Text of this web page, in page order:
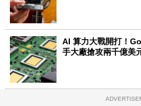
AI 算力大戰開打！
手大廠搶攻兩千億美